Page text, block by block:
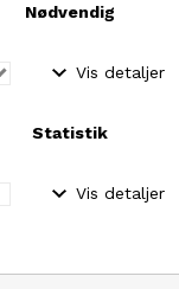
kan fint blandes
Garn af